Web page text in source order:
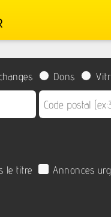
Dons
le titre Annonces